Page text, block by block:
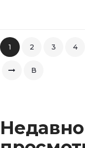
1 2 3 4
В
Недавно